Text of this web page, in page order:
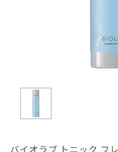
バイオラブ トニック フ